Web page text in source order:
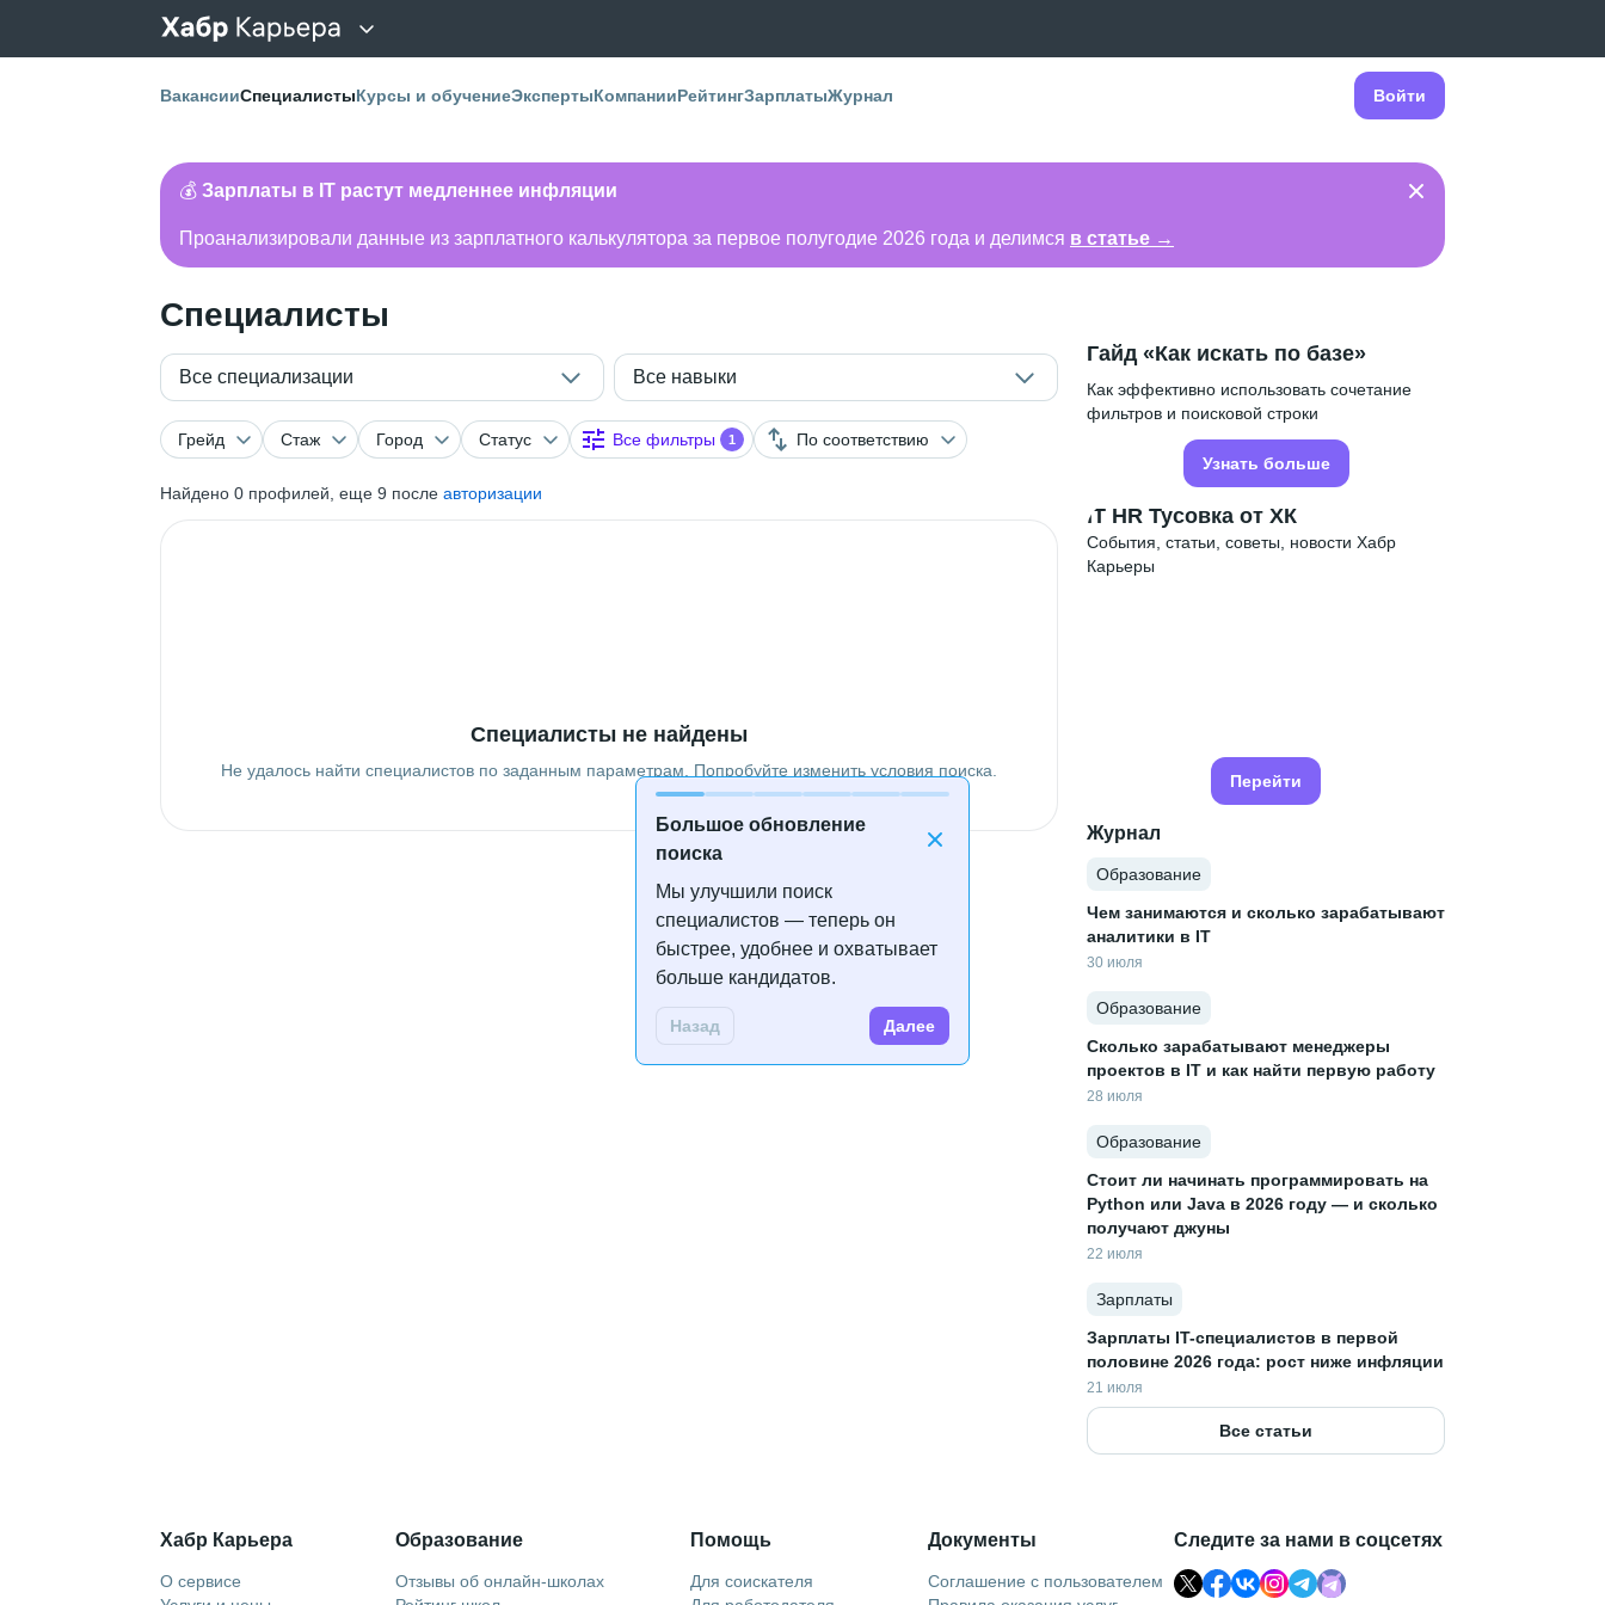
ВакансииСпециалистыКурсы и обучениеЭкспертыКомпанииРейтингЗарплатыЖурнал Войти
💰 Зарплаты в IT растут медленнее инфляции
Проанализировали данные из зарплатного калькулятора за первое полугодие 2026 года и делимся в статье →
Специалисты
Все специализации Все навыки
Грейд Стаж Город Статус Все фильтры 1 По соответствию
Найдено 0 профилей, еще 9 после авторизации
Большое обновление
поиска
Мы улучшили поиск
специалистов — теперь он
быстрее, удобнее и охватывает
больше кандидатов.
Назад Далее
Специалисты не найдены
Не удалось найти специалистов по заданным параметрам. Попробуйте изменить условия поиска.
Гайд «Как искать по базе»
Как эффективно использовать сочетание
фильтров и поисковой строки
Узнать больше
IT HR Тусовка от ХК
События, статьи, советы, новости Хабр
Карьеры
Перейти
Журнал
Образование
Чем занимаются и сколько зарабатывают
аналитики в IT
30 июля
Образование
Сколько зарабатывают менеджеры
проектов в IT и как найти первую работу
28 июля
Образование
Стоит ли начинать программировать на
Python или Java в 2026 году — и сколько
получают джуны
22 июля
Зарплаты
Зарплаты IT-специалистов в первой
половине 2026 года: рост ниже инфляции
21 июля
Все статьи
Хабр Карьера
О сервисе
Образование
Отзывы об онлайн-школах
Помощь
Для соискателя
Документы
Соглашение с пользователем
Следите за нами в соцсетях